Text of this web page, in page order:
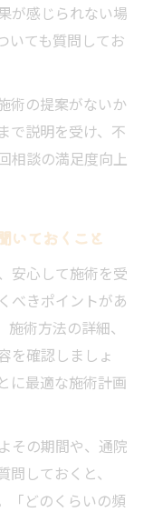
が感じられない場
いても質問してお
術の提案がないか
で説明を受け、不
相談の満足度向上
いておくこと
安心して施術を受
べきポイントがあ
術方法の詳細、
を確認しましょ
に最適な施術計画
その期間や、通院
しておくと、
「どのくらいの頻